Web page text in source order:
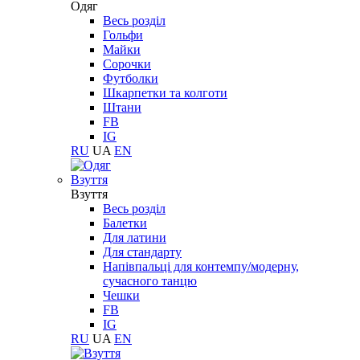
Одяг
Весь розділ
Гольфи
Майки
Сорочки
Футболки
Шкарпетки та колготи
Штани
FB
IG
RU UA EN
Взуття
Взуття
Весь розділ
Балетки
Для латини
Для стандарту
Напівпальці для контемпу/модерну,
сучасного танцю
Чешки
FB
IG
RU UA EN